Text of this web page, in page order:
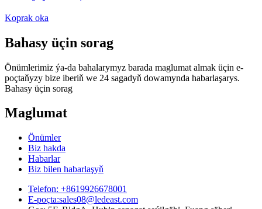
Koprak oka
Bahasy üçin sorag
Önümlerimiz ýa-da bahalarymyz barada maglumat almak üçin e-
poçtaňyzy bize iberiň we 24 sagadyň dowamynda habarlaşarys.
Bahasy üçin sorag
Maglumat
Önümler
Biz hakda
Habarlar
Biz bilen habarlaşyň
Telefon: +8619926678001
E-poçta:sales08@ledeast.com